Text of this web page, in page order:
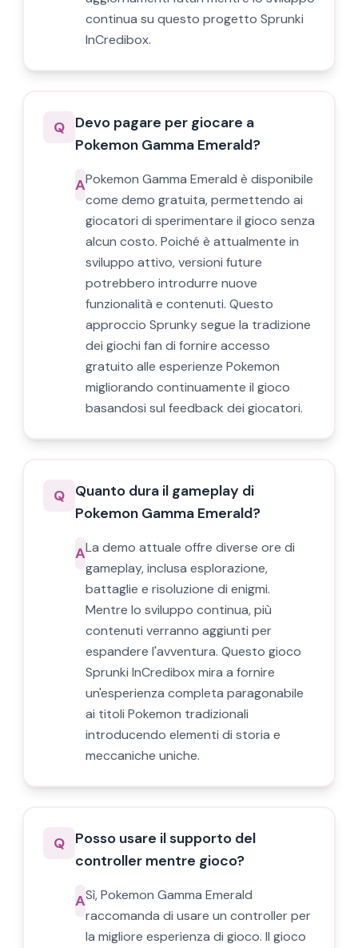
continua su questo progetto Sprunki
InCredibox.
Q Devo pagare per giocare a
Pokemon Gamma Emerald?
APokemon Gamma Emerald è disponibile
come demo gratuita, permettendo ai
giocatori di sperimentare il gioco senza
alcun costo. Poiché è attualmente in
sviluppo attivo, versioni future
potrebbero introdurre nuove
funzionalità e contenuti. Questo
approccio Sprunky segue la tradizione
dei giochi fan di fornire accesso
gratuito alle esperienze Pokemon
migliorando continuamente il gioco
basandosi sul feedback dei giocatori.
Q Quanto dura il gameplay di
Pokemon Gamma Emerald?
ALa demo attuale offre diverse ore di
gameplay, inclusa esplorazione,
battaglie e risoluzione di enigmi.
Mentre lo sviluppo continua, più
contenuti verranno aggiunti per
espandere l'avventura. Questo gioco
Sprunki InCredibox mira a fornire
un'esperienza completa paragonabile
ai titoli Pokemon tradizionali
introducendo elementi di storia e
meccaniche uniche.
Q Posso usare il supporto del
controller mentre gioco?
ASì, Pokemon Gamma Emerald
raccomanda di usare un controller per
la migliore esperienza di gioco. Il gioco